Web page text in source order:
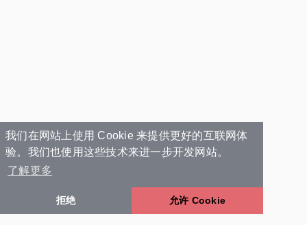
我们在网站上使用 Cookie 来提供更好的互联网体
验。我们也使用这些技术来进一步开发网站。
了解更多
拒绝 允许 Cookie